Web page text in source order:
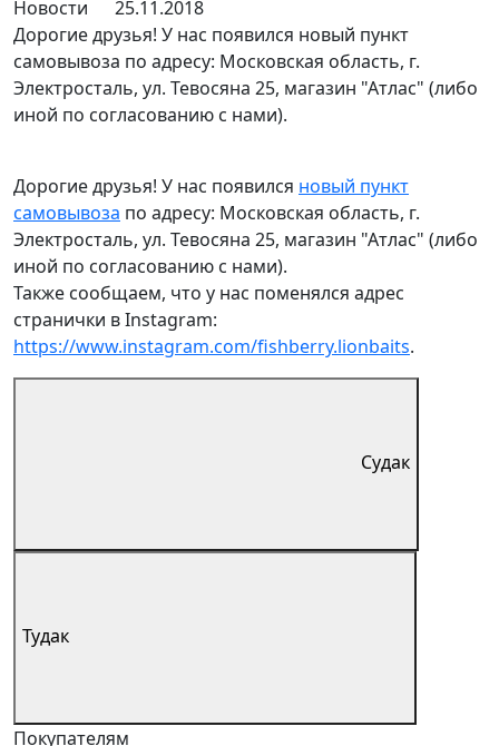
Новости
25.11.2018
Дорогие друзья! У нас появился новый пункт
самовывоза по адресу: Московская область, г.
Электросталь, ул. Тевосяна 25, магазин "Атлас" (либо
иной по согласованию с нами).
Дорогие друзья! У нас появился новый пункт
самовывоза по адресу: Московская область, г.
Электросталь, ул. Тевосяна 25, магазин "Атлас" (либо
иной по согласованию с нами).
Также сообщаем, что у нас поменялся адрес
странички в Instagram:
https://www.instagram.com/fishberry.lionbaits.
Судак
Тудак
Покупателям